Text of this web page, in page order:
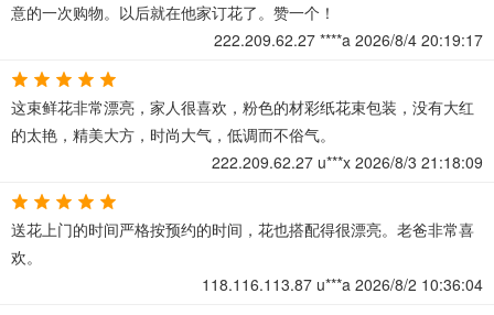
意的一次购物。以后就在他家订花了。赞一个！
222.209.62.27 ****a 2026/8/4 20:19:17
这束鲜花非常漂亮，家人很喜欢，粉色的材彩纸花束包装，没有大红
的太艳，精美大方，时尚大气，低调而不俗气。
222.209.62.27 u***x 2026/8/3 21:18:09
送花上门的时间严格按预约的时间，花也搭配得很漂亮。老爸非常喜
欢。
118.116.113.87 u***a 2026/8/2 10:36:04